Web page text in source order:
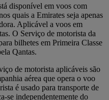
disponível em voos com
quais a Emirates seja apenas
Aplicável a voos em
O Serviço de motorista da
bilhetes em Primeira Classe
Qantas.
de motorista aplicáveis são
aérea que opera o voo
é usado para transporte de
se independentemente do